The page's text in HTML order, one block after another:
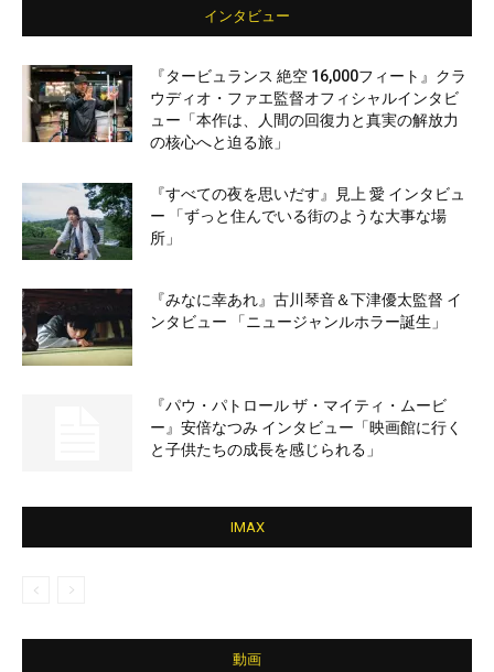
インタビュー
『タービュランス 絶空 16,000フィート』クラ
ウディオ・ファエ監督オフィシャルインタビ
ュー「本作は、人間の回復力と真実の解放力
の核心へと迫る旅」
『すべての夜を思いだす』見上 愛 インタビュ
ー 「ずっと住んでいる街のような大事な場
所」
『みなに幸あれ』古川琴音＆下津優太監督 イ
ンタビュー 「ニュージャンルホラー誕生」
『パウ・パトロール ザ・マイティ・ムービ
ー』安倍なつみ インタビュー「映画館に行く
と子供たちの成長を感じられる」
IMAX
動画